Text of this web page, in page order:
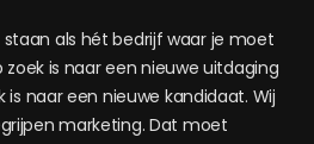
staan als hét bedrijf waar je moet
zoek is naar een nieuwe uitdaging
is naar een nieuwe kandidaat. Wij
marketing. Dat moet